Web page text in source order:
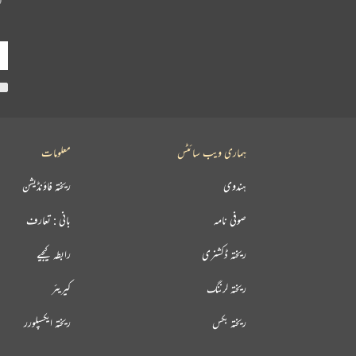
معلومات
ریختہ فاؤنڈیشن
بانی : تعارف
رابطہ کیجیے
کیریئر
ریختہ ایکسپلورر
ہماری ویب سائٹس
ہندوی
صوفی نامہ
ریختہ ڈکشنری
ریختہ لرننگ
ریختہ بکس